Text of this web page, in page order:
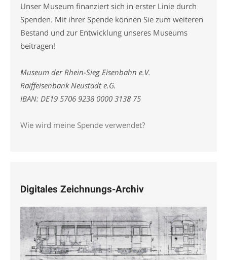
Unser Museum finanziert sich in erster Linie durch
Spenden. Mit ihrer Spende können Sie zum weiteren
Bestand und zur Entwicklung unseres Museums
beitragen!
Museum der Rhein-Sieg Eisenbahn e.V.
Raiffeisenbank Neustadt e.G.
IBAN: DE19 5706 9238 0000 3138 75
Wie wird meine Spende verwendet?
Digitales Zeichnungs-Archiv